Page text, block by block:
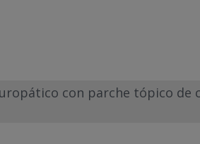
con parche tópico de